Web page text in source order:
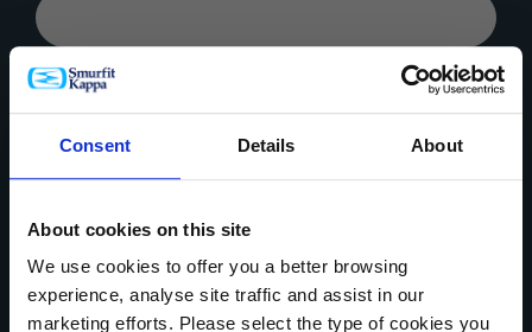
Consent Details About
About cookies on this site
We use cookies to offer you a better browsing
experience, analyse site traffic and assist in our
marketing efforts. Please select the type of cookies you
MENSAJE*